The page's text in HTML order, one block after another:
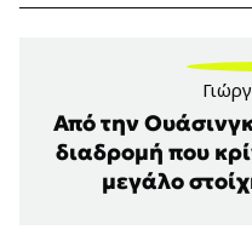
Από την
διαδρομή που
μεγάλο